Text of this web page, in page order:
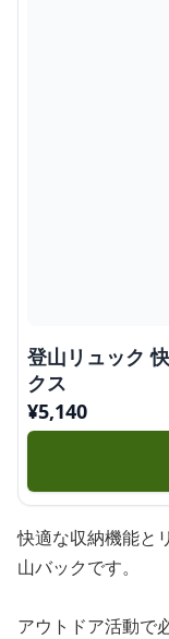
登山リュック
クス
¥5,140
快適な収納機能と
山バックです。
アウトドア活動で